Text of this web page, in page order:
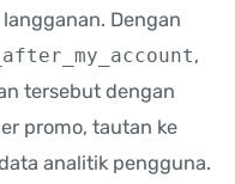
Dengan
,
tersebut dengan
promo, tautan ke
analitik pengguna.